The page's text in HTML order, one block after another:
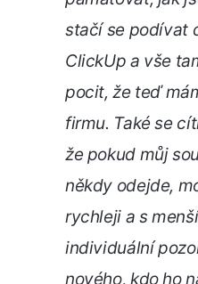
stačí se podívat
ClickUp a vše
pocit, že teď
firmu. Také se
že pokud můj
někdy odejde,
rychleji a s
individuální
nového, kdo ho